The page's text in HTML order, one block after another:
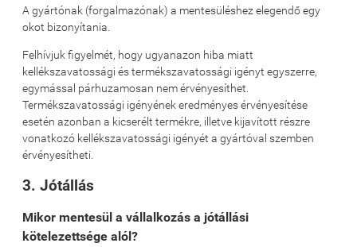
A gyártónak (forgalmazónak) a mentesüléshez elegendő egy
okot bizonyítania.
Felhívjuk figyelmét, hogy ugyanazon hiba miatt
kellékszavatossági és termékszavatossági igényt egyszerre,
egymással párhuzamosan nem érvényesíthet.
Termékszavatossági igényének eredményes érvényesítése
esetén azonban a kicserélt termékre, illetve kijavított részre
vonatkozó kellékszavatossági igényét a gyártóval szemben
érvényesítheti.
3. Jótállás
Mikor mentesül a vállalkozás a jótállási
kötelezettsége alól?